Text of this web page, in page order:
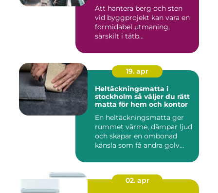
Att hantera berg och sten
vid byggprojekt kan vara en
formidabel utmaning,
särskilt i tätb...
19. apr
Heltäckningsmatta i
stockholm så väljer du rätt
matta för hem och kontor
En heltäckningsmatta ger
rummet värme, dämpar ljud
och skapar en ombonad
känsla som få andra golv
02. apr